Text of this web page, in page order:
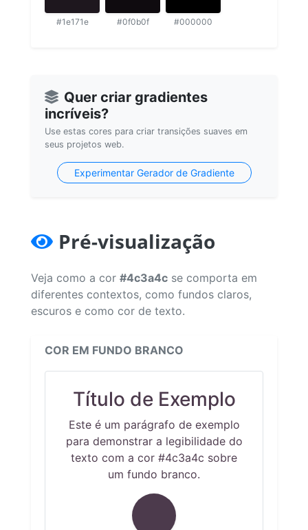
#1e171e #0f0b0f #000000
Quer criar gradientes
incríveis?
Use estas cores para criar transições suaves em
seus projetos web.
Experimentar Gerador de Gradiente
Pré-visualização
Veja como a cor #4c3a4c se comporta em
diferentes contextos, como fundos claros,
escuros e como cor de texto.
COR EM FUNDO BRANCO
Título de Exemplo
Este é um parágrafo de exemplo
para demonstrar a legibilidade do
texto com a cor #4c3a4c sobre
um fundo branco.